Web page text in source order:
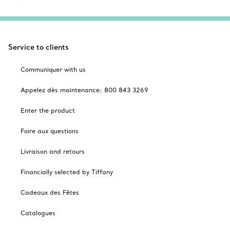
Service to clients
Communiquer with us
Appelez dès maintenance: 800 843 3269
Enter the product
Foire aux questions
Livraison and retours
Financially selected by Tiffany
Cadeaux des Fêtes
Catalogues